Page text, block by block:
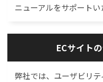
ニューアルをサポートい
ECサイト
弊社では、ユーザビリ